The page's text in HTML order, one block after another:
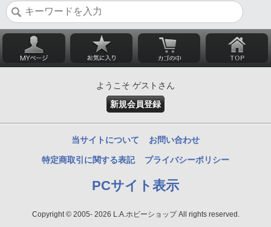
ようこそ ゲストさん
新規会員登録
当サイトについて お問い合わせ
特定商取引に関する表記 プライバシーポリシー
PCサイト表示
Copyright © 2005- 2026 L.A.ホビーショップ All rights reserved.